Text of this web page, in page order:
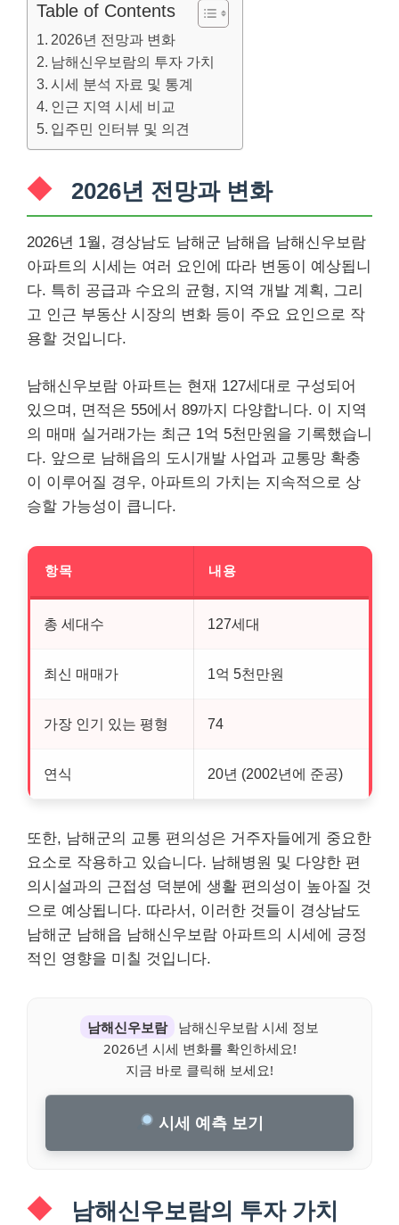
Table of Contents
2026년 전망과 변화
남해신우보람의 투자 가치
시세 분석 자료 및 통계
인근 지역 시세 비교
입주민 인터뷰 및 의견
2026년 전망과 변화
2026년 1월, 경상남도 남해군 남해읍 남해신우보람
아파트의 시세는 여러 요인에 따라 변동이 예상됩니
다. 특히 공급과 수요의 균형, 지역 개발 계획, 그리
고 인근 부동산 시장의 변화 등이 주요 요인으로 작
용할 것입니다.
남해신우보람 아파트는 현재 127세대로 구성되어
있으며, 면적은 55에서 89까지 다양합니다. 이 지역
의 매매 실거래가는 최근 1억 5천만원을 기록했습니
다. 앞으로 남해읍의 도시개발 사업과 교통망 확충
이 이루어질 경우, 아파트의 가치는 지속적으로 상
승할 가능성이 큽니다.
항목 내용
총 세대수 127세대
최신 매매가 1억 5천만원
가장 인기 있는 평형 74
연식 20년 (2002년에 준공)
또한, 남해군의 교통 편의성은 거주자들에게 중요한
요소로 작용하고 있습니다. 남해병원 및 다양한 편
의시설과의 근접성 덕분에 생활 편의성이 높아질 것
으로 예상됩니다. 따라서, 이러한 것들이 경상남도
남해군 남해읍 남해신우보람 아파트의 시세에 긍정
적인 영향을 미칠 것입니다.
남해신우보람
남해신우보람 시세 정보
2026년 시세 변화를 확인하세요!
지금 바로 클릭해 보세요!
시세 예측 보기
남해신우보람의 투자 가치